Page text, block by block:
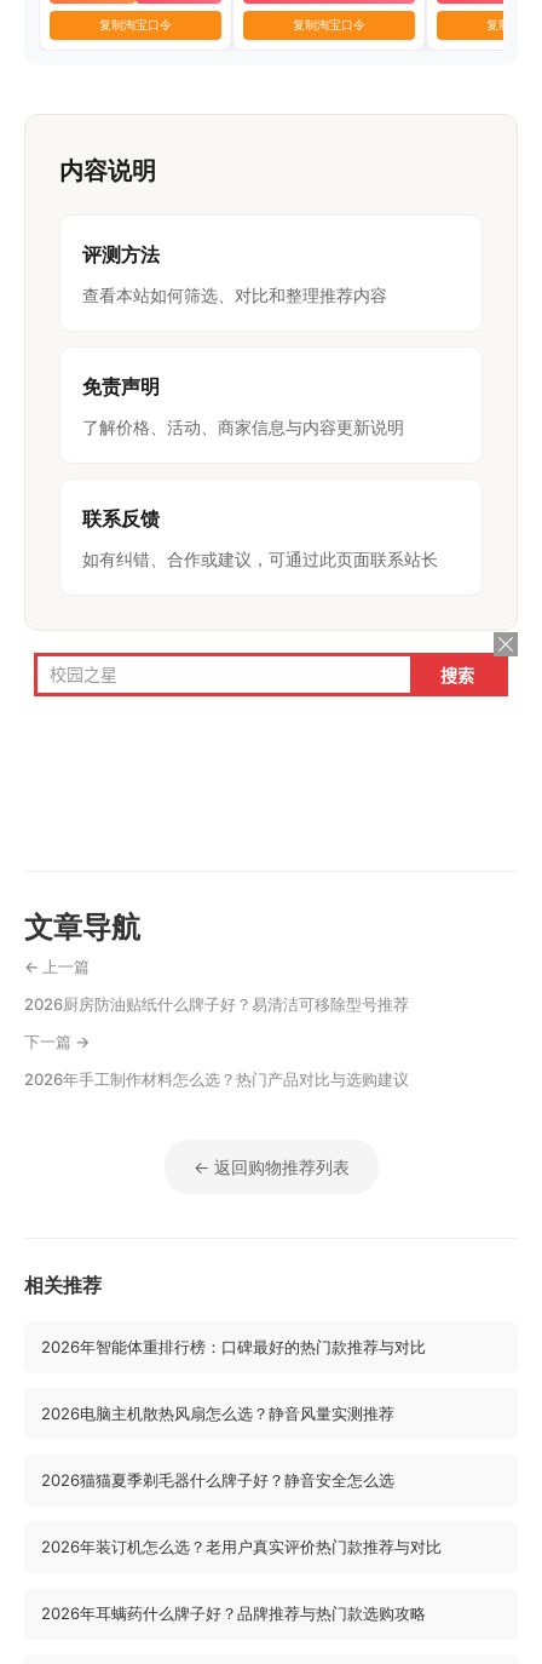
复制淘宝口令 复制淘宝口令 复制淘宝
内容说明
评测方法
查看本站如何筛选、对比和整理推荐内容
免责声明
了解价格、活动、商家信息与内容更新说明
联系反馈
如有纠错、合作或建议，可通过此页面联系站长
文章导航
← 上一篇
2026厨房防油贴纸什么牌子好？易清洁可移除型号推荐
下一篇 →
2026年手工制作材料怎么选？热门产品对比与选购建议
← 返回购物推荐列表
相关推荐
2026年智能体重排行榜：口碑最好的热门款推荐与对比
2026电脑主机散热风扇怎么选？静音风量实测推荐
2026猫猫夏季剃毛器什么牌子好？静音安全怎么选
2026年装订机怎么选？老用户真实评价热门款推荐与对比
2026年耳螨药什么牌子好？品牌推荐与热门款选购攻略